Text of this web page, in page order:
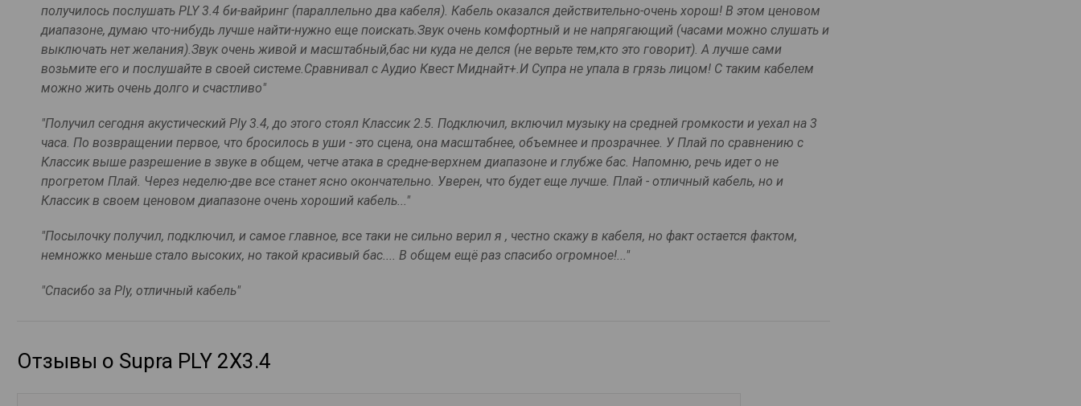
получилось послушать PLY 3.4 би-вайринг (параллельно два кабеля). Кабель оказался действительно-очень хорош! В этом ценовом
диапазоне, думаю что-нибудь лучше найти-нужно еще поискать.Звук очень комфортный и не напрягающий (часами можно слушать и
выключать нет желания).Звук очень живой и масштабный,бас ни куда не делся (не верьте тем,кто это говорит). А лучше сами
возьмите его и послушайте в своей системе.Сравнивал с Аудио Квест Миднайт+.И Супра не упала в грязь лицом! С таким кабелем
можно жить очень долго и счастливо"
"Получил сегодня акустический Ply 3.4, до этого стоял Классик 2.5. Подключил, включил музыку на средней громкости и уехал на 3
часа. По возвращении первое, что бросилось в уши - это сцена, она масштабнее, объемнее и прозрачнее. У Плай по сравнению с
Классик выше разрешение в звуке в общем, четче атака в средне-верхнем диапазоне и глубже бас. Напомню, речь идет о не
прогретом Плай. Через неделю-две все станет ясно окончательно. Уверен, что будет еще лучше. Плай - отличный кабель, но и
Классик в своем ценовом диапазоне очень хороший кабель..."
"Посылочку получил, подключил, и самое главное, все таки не сильно верил я , честно скажу в кабеля, но факт остается фактом,
немножко меньше стало высоких, но такой красивый бас.... В общем ещё раз спасибо огромное!..."
"Спасибо за Ply, отличный кабель"
Отзывы о Supra PLY 2X3.4